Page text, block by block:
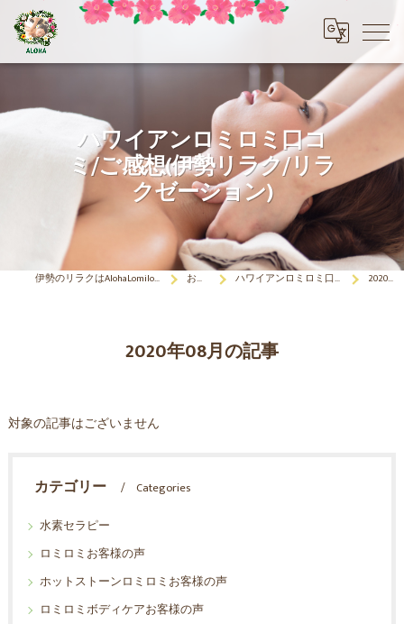
ハワイアンロミロミ口コ
ミ/ご感想(伊勢リラク/リラ
クゼーション)
伊勢のリラクはAlohaLomilomi HOKULELEcoco(アロハロミロミ ホクレレココ)☆彡 お客さまの声 ハワイアンロミロミ口コミ/ご感想(伊勢リラク/リラクゼーション) 2020年08月の記事
2020年08月の記事
対象の記事はございません
カテゴリー
Categories
水素セラピー
ロミロミお客様の声
ホットストーンロミロミお客様の声
ロミロミボディケアお客様の声